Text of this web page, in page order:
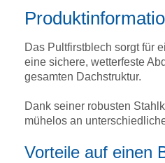
Das Pultfirstblech sorgt für
eine sichere, wetterfeste
gesamten Dachstruktur.
Dank seiner robusten
mühelos an
Vorteile auf einen